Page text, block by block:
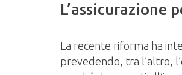
L’assicurazione
La recente riforma ha
prevedendo, tra l’altro,